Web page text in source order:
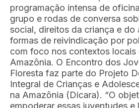
programação intensa de
grupo e rodas de conversa
social, direitos da criança e do
formas de reivindicação por
com foco nos contextos locais
Amazônia. O Encontro dos
Floresta faz parte do Projeto
Integral de Crianças e
na Amazônia (Dicara). “O
empoderar essas juventudes e